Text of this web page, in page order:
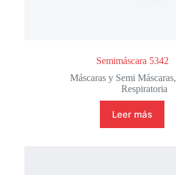
Semimáscara 5342
Máscaras y Semi Máscaras,
Respiratoria
Leer más